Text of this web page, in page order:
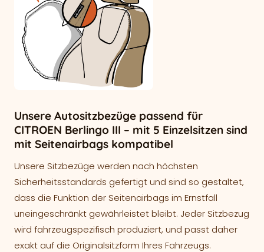
Unsere Autositzbezüge passend für
CITROEN Berlingo III – mit 5 Einzelsitzen sind
mit Seitenairbags kompatibel
Unsere Sitzbezüge werden nach höchsten
Sicherheitsstandards gefertigt und sind so gestaltet,
dass die Funktion der Seitenairbags im Ernstfall
uneingeschränkt gewährleistet bleibt. Jeder Sitzbezug
wird fahrzeugspezifisch produziert, und passt daher
exakt auf die Originalsitzform Ihres Fahrzeugs.